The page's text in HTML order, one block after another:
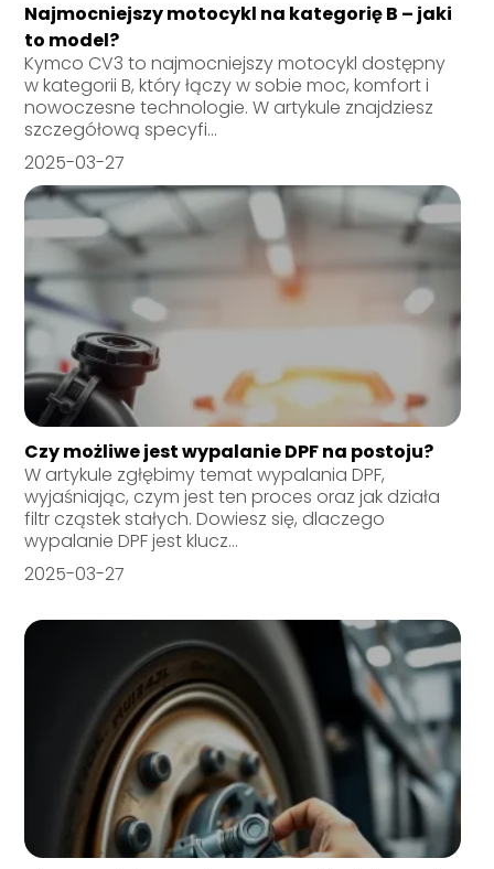
Najmocniejszy motocykl na kategorię B – jaki
to model?
Kymco CV3 to najmocniejszy motocykl dostępny
w kategorii B, który łączy w sobie moc, komfort i
nowoczesne technologie. W artykule znajdziesz
szczegółową specyfi...
2025-03-27
Czy możliwe jest wypalanie DPF na postoju?
W artykule zgłębimy temat wypalania DPF,
wyjaśniając, czym jest ten proces oraz jak działa
filtr cząstek stałych. Dowiesz się, dlaczego
wypalanie DPF jest klucz...
2025-03-27